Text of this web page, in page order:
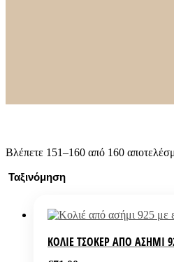
Βλέπετε 151–160 από 160
ΚΟΛΙΈ ΤΣΌΚΕΡ ΑΠΌ ΑΣΉΜΙ